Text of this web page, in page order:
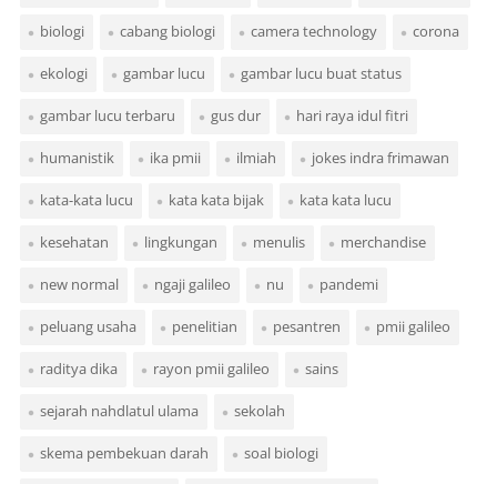
biologi cabang biologi camera technology corona
ekologi gambar lucu gambar lucu buat status
gambar lucu terbaru gus dur hari raya idul fitri
humanistik ika pmii ilmiah jokes indra frimawan
kata-kata lucu kata kata bijak kata kata lucu
kesehatan lingkungan menulis merchandise
new normal ngaji galileo nu pandemi
peluang usaha penelitian pesantren pmii galileo
raditya dika rayon pmii galileo sains
sejarah nahdlatul ulama sekolah
skema pembekuan darah soal biologi